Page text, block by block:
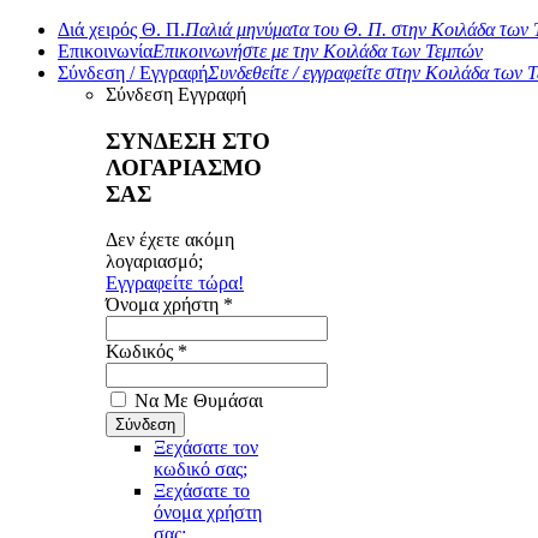
Διά χειρός Θ. Π.Παλιά μηνύματα του Θ. Π. στην Κοιλάδα των
ΕπικοινωνίαΕπικοινωνήστε με την Κοιλάδα των Τεμπών
Σύνδεση / ΕγγραφήΣυνδεθείτε / εγγραφείτε στην Κοιλάδα των
Σύνδεση Εγγραφή
ΣΥΝΔΕΣΗ ΣΤΟ
ΛΟΓΑΡΙΑΣΜΟ
ΣΑΣ
Δεν έχετε ακόμη
λογαριασμό;
Εγγραφείτε τώρα!
Όνομα χρήστη *
Κωδικός *
Να Με Θυμάσαι
Ξεχάσατε τον
κωδικό σας;
Ξεχάσατε το
όνομα χρήστη